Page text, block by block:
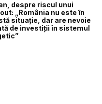
despre riscul unui
„România nu este în
situație, dar are nevoie
de investiții în sistemul